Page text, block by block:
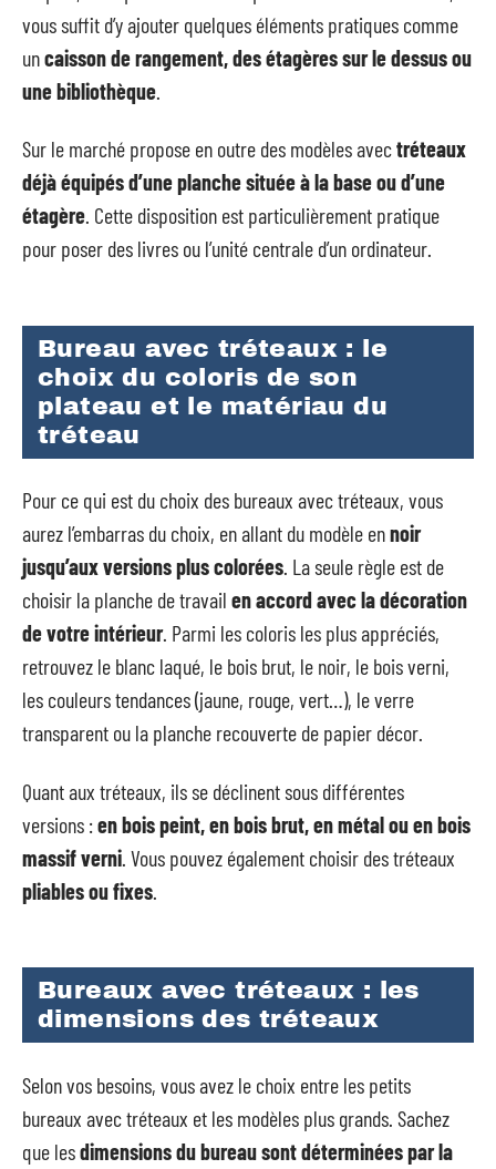
vous suffit d’y ajouter quelques éléments pratiques comme
uncaisson de rangement, des étagères sur le dessus ou
une bibliothèque
Sur le marché propose en outre des modèles avectréteaux
déjà équipés d’une planche située à la base ou d’une
étagère. Cette disposition est particulièrement pratique
pour poser des livres ou l’unité centrale d’un ordinateur.
Bureau avec tréteaux : le
choix du coloris de son
plateau et le matériau du
tréteau
Pour ce qui est du choix des bureaux avec tréteaux, vous
aurez l’embarras du choix, en allant du modèle ennoir
jusqu’aux versions plus colorées. La seule règle est de
choisir la planche de travail enaccord avec la décoration
de votre intérieur. Parmi les coloris les plus appréciés,
retrouvez le blanc laqué, le bois brut, le noir, le bois verni,
les couleurs tendances (jaune, rouge, vert…), le verre
transparent ou la planche recouverte de papier décor.
Quant aux tréteaux, ils se déclinent sous différentes
versions :en bois peint, en bois brut, en métal ou en bois
massif verni . Vous pouvez également choisir des tréteaux
pliables ou fixes
Bureaux avec tréteaux : les
dimensions des tréteaux
Selon vos besoins, vous avez le choix entre les petits
bureaux avec tréteaux et les modèles plus grands. Sachez
que lesdimensions du bureau sont déterminées par la